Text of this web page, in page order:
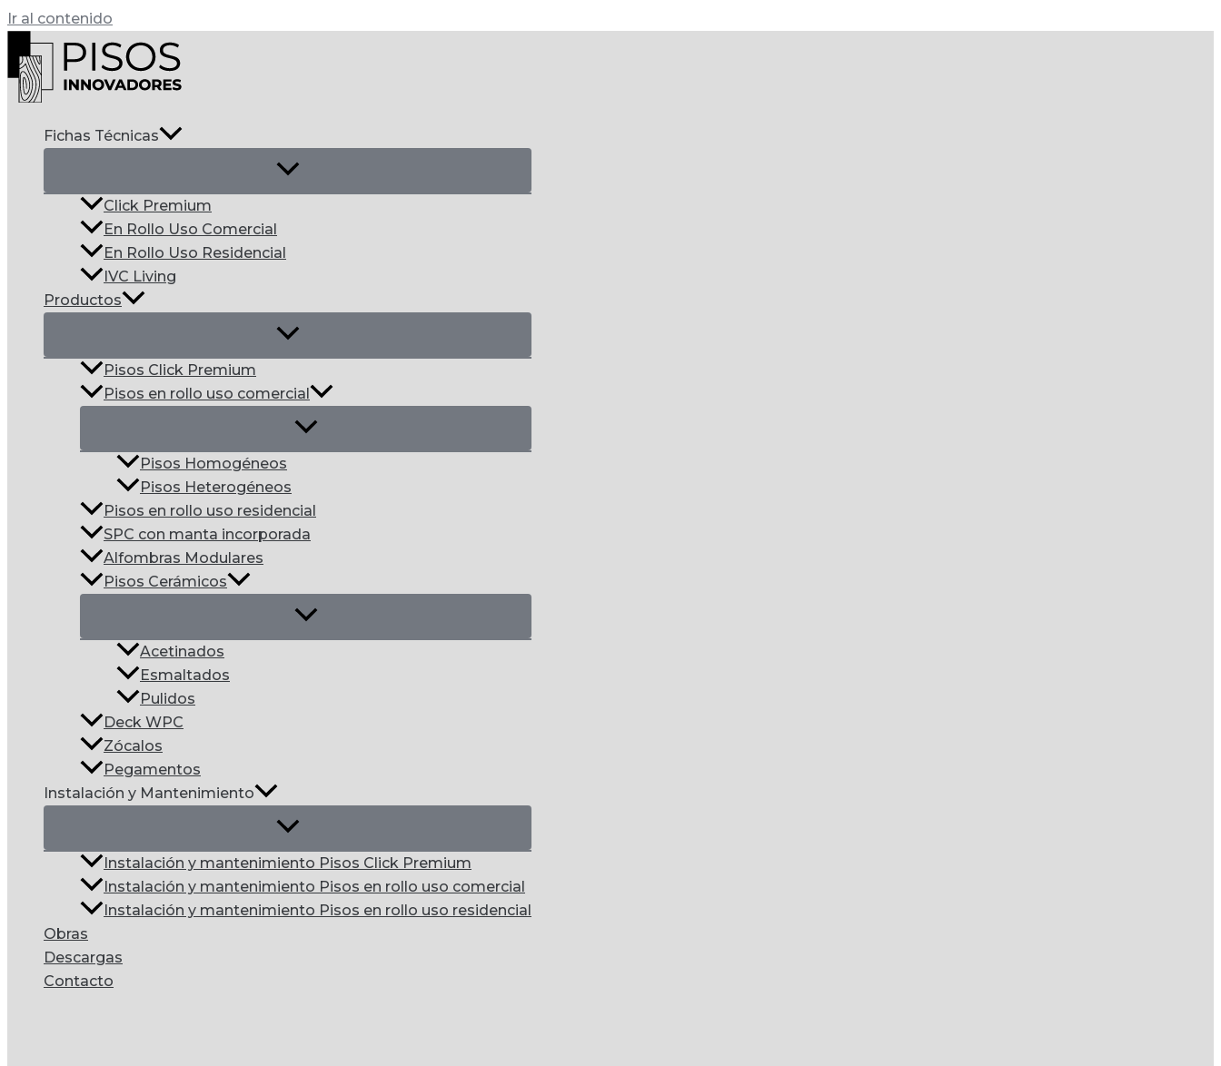
Ir al contenido
Fichas Técnicas
Click Premium
En Rollo Uso Comercial
En Rollo Uso Residencial
IVC Living
Productos
Pisos Click Premium
Pisos en rollo uso comercial
Pisos Homogéneos
Pisos Heterogéneos
Pisos en rollo uso residencial
SPC con manta incorporada
Alfombras Modulares
Pisos Cerámicos
Acetinados
Esmaltados
Pulidos
Deck WPC
Zócalos
Pegamentos
Instalación y Mantenimiento
Instalación y mantenimiento Pisos Click Premium
Instalación y mantenimiento Pisos en rollo uso comercial
Instalación y mantenimiento Pisos en rollo uso residencial
Obras
Descargas
Contacto